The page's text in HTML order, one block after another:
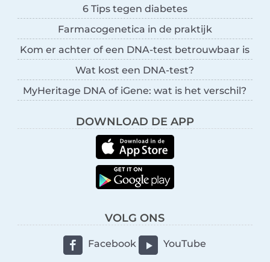
6 Tips tegen diabetes
Farmacogenetica in de praktijk
Kom er achter of een DNA-test betrouwbaar is
Wat kost een DNA-test?
MyHeritage DNA of iGene: wat is het verschil?
DOWNLOAD DE APP
VOLG ONS
Facebook YouTube